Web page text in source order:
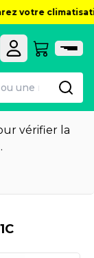
votre
vérifier la